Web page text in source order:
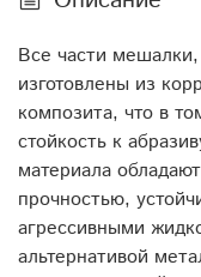
Все части
изготовлены из
композита, что в
стойкость к
материала
прочностью,
агрессивными
альтернативой